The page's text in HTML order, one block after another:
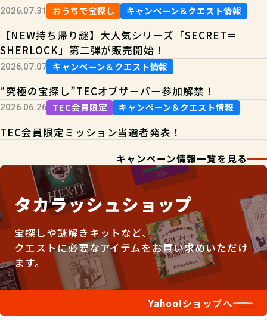
2026.07.31 おうちで宝探し キャンペーン＆クエスト情報
【NEW持ち帰り謎】大人気シリーズ「SECRET＝
SHERLOCK」第二弾が販売開始！
2026.07.07 キャンペーン＆クエスト情報
“究極の宝探し”TECオブザーバー参加解禁！
2026.06.26 TEC会員限定 キャンペーン＆クエスト情報
TEC会員限定ミッション当選者発表！
キャンペーン情報一覧を見る
タカラッシュショップ
宝探しや謎解きキットなど、
クエストに必要なアイテムをお買い求めいただけ
ます。
Yahoo!ショップへ